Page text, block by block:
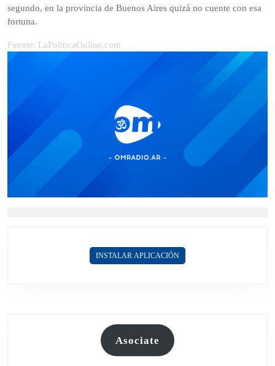
segundo, en la provincia de Buenos Aires quizá no cuente con esa
fortuna.
Fuente: LaPoliticaOnline.com
INSTALAR APLICACIÓN
Asociate